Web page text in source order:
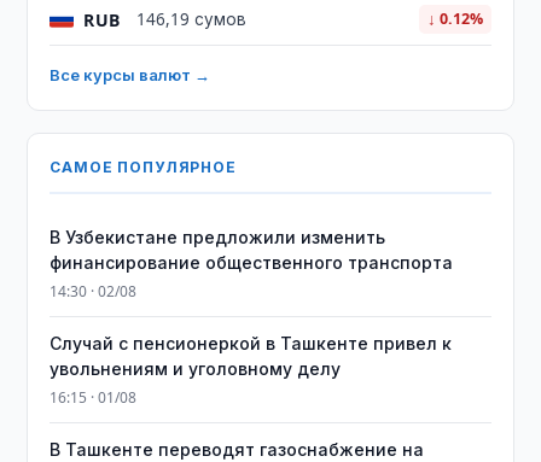
RUB 146,19 сумов ↓ 0.12%
Все курсы валют →
САМОЕ ПОПУЛЯРНОЕ
В Узбекистане предложили изменить
финансирование общественного транспорта
14:30 · 02/08
Случай с пенсионеркой в Ташкенте привел к
увольнениям и уголовному делу
16:15 · 01/08
В Ташкенте переводят газоснабжение на